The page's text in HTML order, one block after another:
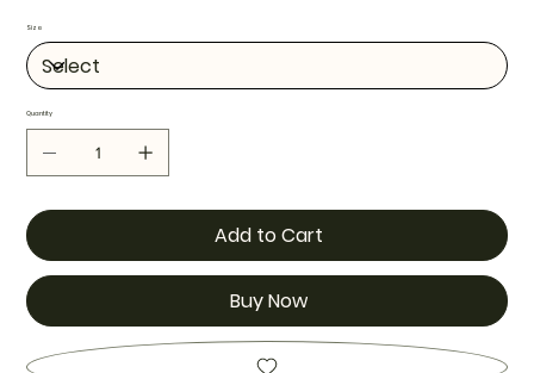
Size
Quantity
Add to Cart
Buy Now